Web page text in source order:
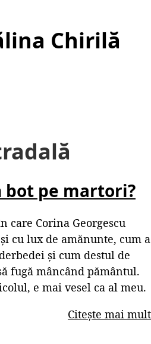
Chirilă
bot pe martori?
care Corina Georgescu
cu lux de amănunte, cum a
și cum destul de
fugă mâncând pământul.
e mai vesel ca al meu.
Citește mai mult